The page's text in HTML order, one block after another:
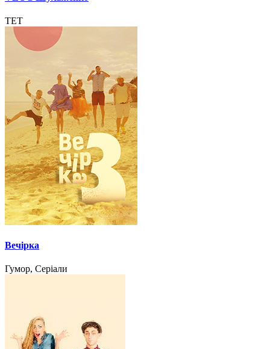
ТЕТ
Вечірка
Гумор, Серіали